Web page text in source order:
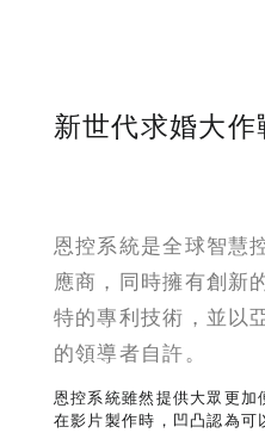
新世代求婚大作
恩控系統是全球智慧
應商，同時擁有創新
特的專利技術，並以
的領導者自許。
恩控系統雖然提供大眾更加
在影片製作時，凹凸認為可